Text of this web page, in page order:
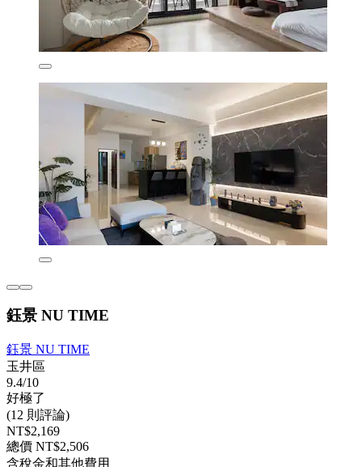
鈺景 NU TIME
鈺景 NU TIME
玉井區
9.4/10
好極了
(12 則評論)
NT$2,169
總價 NT$2,506
含稅金和其他費用